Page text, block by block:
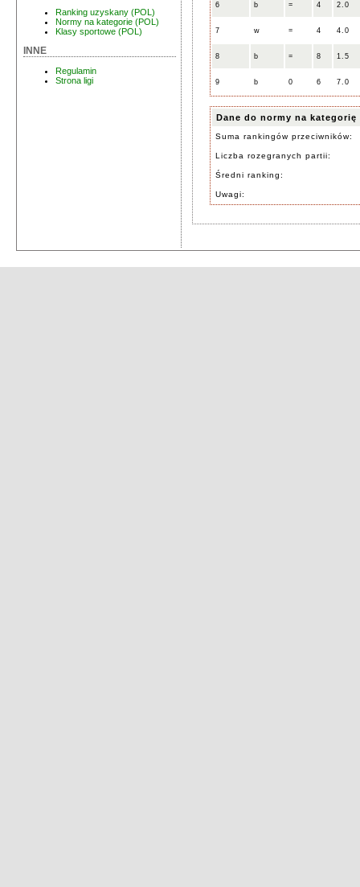
Ranking uzyskany (POL)
Normy na kategorie (POL)
Klasy sportowe (POL)
INNE
Regulamin
Strona ligi
6 b = 4 2.0
7 w = 4 4.0
8 b = 8 1.5
9 b 0 6 7.0
Dane do normy na kategorię
Suma rankingów przeciwników:
Liczba rozegranych partii:
Średni ranking:
Uwagi: